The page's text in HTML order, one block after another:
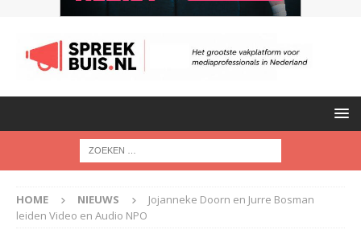
HOME NIEUWS
Jojanneke Doorn en Jurre Bosman
leiden Video en Audio NPO